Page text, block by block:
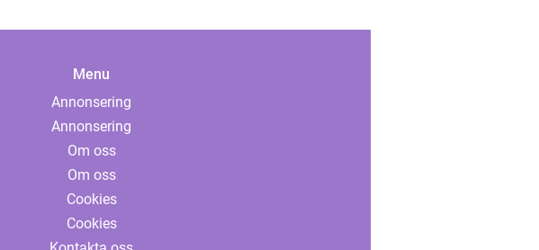
Menu
Annonsering
Annonsering
Om oss
Om oss
Cookies
Cookies